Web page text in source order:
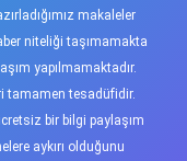
makaleler
niteliği taşımamakta
yapılmamaktadır.
tamamen tesadüfidir.
bir bilgi paylaşım
aykırı olduğunu